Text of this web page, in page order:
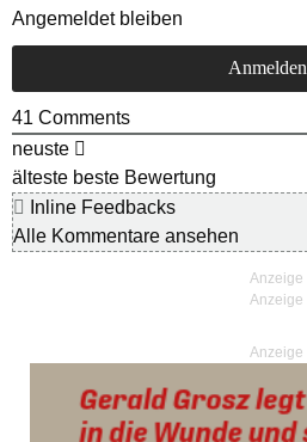
Angemeldet bleiben
41 Comments
neuste
älteste beste Bewertung
Inline Feedbacks
Alle Kommentare ansehen
Anzeige